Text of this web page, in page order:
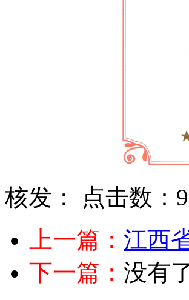
核发： 点击数：
上一篇： 江西
下一篇： 没有